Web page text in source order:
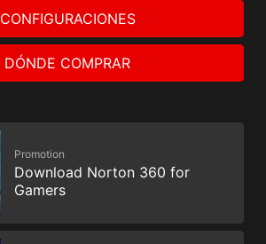
CONFIGURACIONES
DÓNDE COMPRAR
Promotion
Download Norton 360 for
Gamers